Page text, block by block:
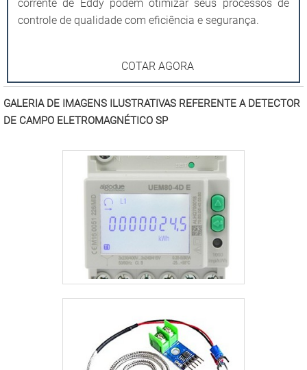
corrente de Eddy podem otimizar seus processos de
controle de qualidade com eficiência e segurança.
COTAR AGORA
GALERIA DE IMAGENS ILUSTRATIVAS REFERENTE A DETECTOR
DE CAMPO ELETROMAGNÉTICO SP